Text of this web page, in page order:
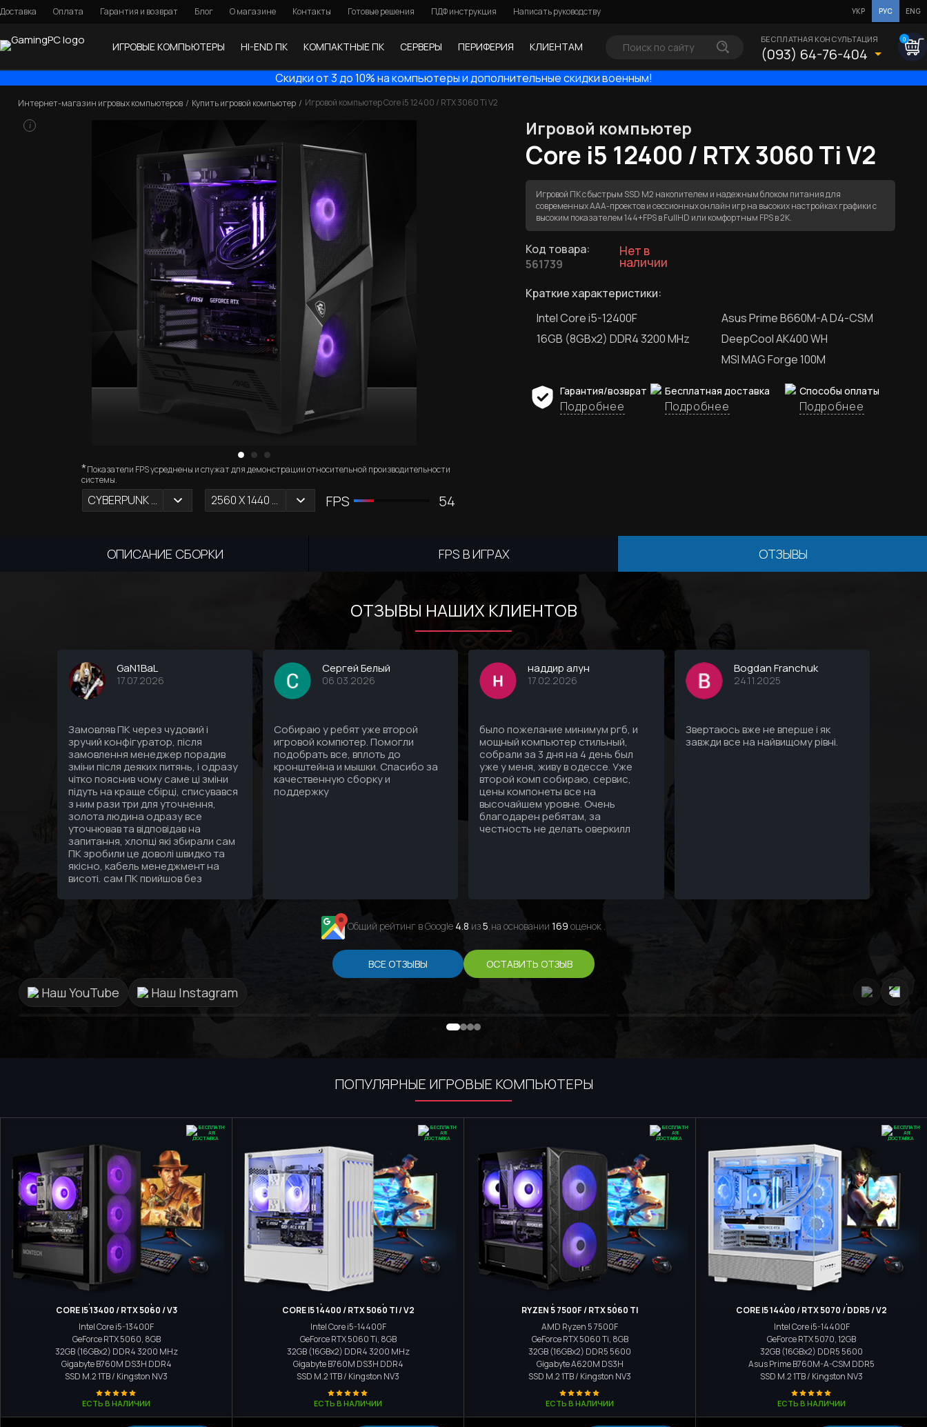
Доставка Оплата Гарантия и возврат Блог О магазине Контакты Готовые решения ПДФ инструкция Написать руководству УКР РУС ENG
ИГРОВЫЕ КОМПЬЮТЕРЫ HI-END ПК КОМПАКТНЫЕ ПК СЕРВЕРЫ ПЕРИФЕРИЯ КЛИЕНТАМ
БЕСПЛАТНАЯ КОНСУЛЬТАЦИЯ
(093) 64-76-404
0
Скидки от 3 до 10% на компьютеры и дополнительные скидки военным!
Интернет-магазин игровых компьютеров Купить игровой компьютер Игровой компьютер Core i5 12400 / RTX 3060 Ti V2
i
CYBERPUNK 2077 2560 X 1440 (2К)
*Показатели FPS усреднены и служат для демонстрации относительной производительности
системы.
FPS 54
Игровой компьютер
Core i5 12400 / RTX 3060 Ti V2
Игровой ПК с быстрым SSD M2 накопителем и надежным блоком питания для
современных ААА-проектов и сессионных онлайн игр на высоких настройках графики с
высоким показателем 144+FPS в FullHD или комфортным FPS в 2К.
Код товара:
561739
Нет в
наличии
Краткие характеристики:
Intel Core i5-12400F
16GB (8GBx2) DDR4 3200 MHz
Asus Prime B660M-A D4-CSM
DeepCool AK400 WH
MSI MAG Forge 100M
Гарантия/возврат
Подробнее
Бесплатная доставка
Подробнее
Способы оплаты
Подробнее
ОПИСАНИЕ СБОРКИ FPS В ИГРАХ ОТЗЫВЫ
ОТЗЫВЫ НАШИХ КЛИЕНТОВ
GaN1BaL
17.07.2026
Замовляв ПК через чудовий і
зручий конфігуратор, після
замовлення менеджер порадив
зміни після деяких питянь, і одразу
чітко пояснив чому саме ці зміни
підуть на краще сбірці, списувався
з ним рази три для уточнення,
золота людина одразу все
уточнював та відповідав на
запитання, хлопці які збирали сам
ПК зробили це доволі швидко та
якісно, кабель менеджмент на
висоті, сам ПК прийшов без
саме головне надійно, тепер я
Сергей Белый
06.03.2026
Собираю у ребят уже второй
игровой компютер. Помогли
подобрать все, вплоть до
кронштейна и мышки. Спасибо за
качественную сборку и
поддержку
наддир алун
17.02.2026
было пожелание минимум ргб, и
мощный компьютер стильный,
собрали за 3 дня на 4 день был
уже у меня, живу в одессе. Уже
второй комп собираю, сервис,
цены компонеты все на
высочайшем уровне. Очень
благодарен ребятам, за
честность не делать оверкилл
Bogdan Franchuk
24.11.2025
Звертаюсь вже не вперше і як
завжди все на найвищому рівні.
Общий рейтинг в Google 4.8 из5 ,на основании 169 оценок .
ВСЕ ОТЗЫВЫ ОСТАВИТЬ ОТЗЫВ
Наш YouTube Наш Instagram
ПОПУЛЯРНЫЕ ИГРОВЫЕ КОМПЬЮТЕРЫ
CORE I5 13400 / RTX 5060 / V3
Intel Core i5-13400F
GeForce RTX 5060, 8GB
32GB (16GBx2) DDR4 3200 MHz
Gigabyte B760M DS3H DDR4
SSD M.21TB / Kingston NV3
ЕСТЬ В НАЛИЧИИ
CORE I5 14400 / RTX 5060 TI / V2
Intel Core i5-14400F
GeForce RTX 5060 Ti, 8GB
32GB (16GBx2) DDR4 3200 MHz
Gigabyte B760M DS3H DDR4
SSD M.21TB / Kingston NV3
ЕСТЬ В НАЛИЧИИ
RYZEN 5 7500F / RTX 5060 TI
AMD Ryzen 5 7500F
GeForce RTX 5060 Ti, 8GB
32GB (16GBx2) DDR5 5600
Gigabyte A620M DS3H
SSD M.21TB / Kingston NV3
ЕСТЬ В НАЛИЧИИ
CORE I5 14400 / RTX 5070 / DDR5 / V2
Intel Core i5-14400F
GeForce RTX 5070, 12GB
32GB (16GBx2) DDR5 5600
Asus Prime B760M-A-CSM DDR5
SSD M.21TB / Kingston NV3
ЕСТЬ В НАЛИЧИИ